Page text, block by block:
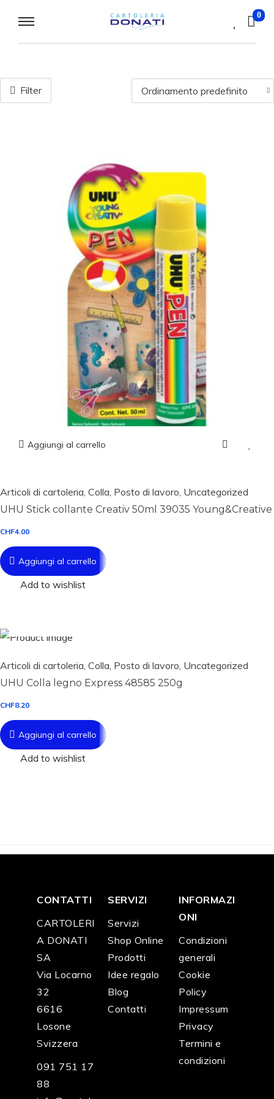
0
Filter
Aggiungi al carrello
Articoli di cartoleria, Colla, Posto di lavoro, Uncategorized
UHU Stick collante Creativ 50ml 39035 Young&Creative
CHF4.00
Aggiungi al carrello
Add to wishlist
Articoli di cartoleria Colla Posto di lavoro Uncategorized
UHU Colla legno Express 48585 250g
CHF8.20
Aggiungi al carrello
Add to wishlist
CONTATTI
CARTOLERI
A DONATI
SA
Via Locarno
32
6616
Losone
Svizzera
091 751 17
88
SERVIZI
Servizi
Shop Online
Prodotti
Idee regalo
Blog
Contatti
INFORMAZI
ONI
Condizioni
generali
Cookie
Policy
Impressum
Privacy
Termini e
condizioni